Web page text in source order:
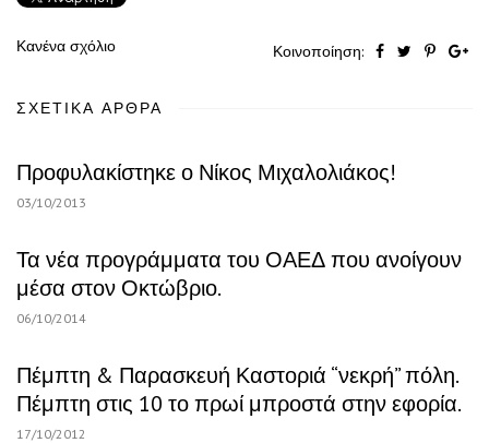
Κανένα σχόλιο Κοινοποίηση:
ΣΧΕΤΙΚΆ ΆΡΘΡΑ
Προφυλακίστηκε ο Νίκος Μιχαλολιάκος!
03/10/2013
Τα νέα προγράμματα του ΟΑΕΔ που ανοίγουν
μέσα στον Οκτώβριο.
06/10/2014
Πέμπτη & Παρασκευή Καστοριά “νεκρή” πόλη.
Πέμπτη στις 10 το πρωί μπροστά στην εφορία.
17/10/2012